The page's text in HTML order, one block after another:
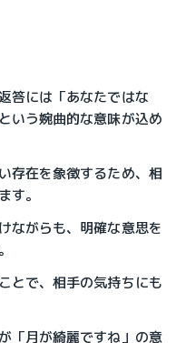
答には「あなたではな
いう婉曲的な意味が込め
存在を象徴するため、相
す。
ながらも、明確な意思を
とで、相手の気持ちにも
「月が綺麗ですね」の意